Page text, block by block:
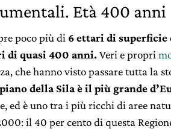
Età 400 anni
poco più di 6 ettari di superficie
di quasi 400 anni.Veri e propri
che hanno visto passare tutta la
della Sila è il più grande
ed è uno tra i più ricchi di aree
il 40 per cento di questa